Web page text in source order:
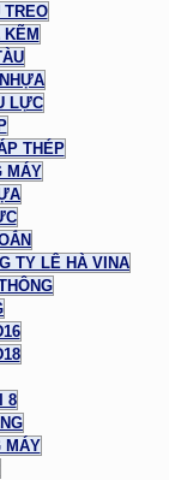
TREO
KẼM
LỰC
THÉP
MÁY
TY LÊ HÀ VINA
8
MÁY